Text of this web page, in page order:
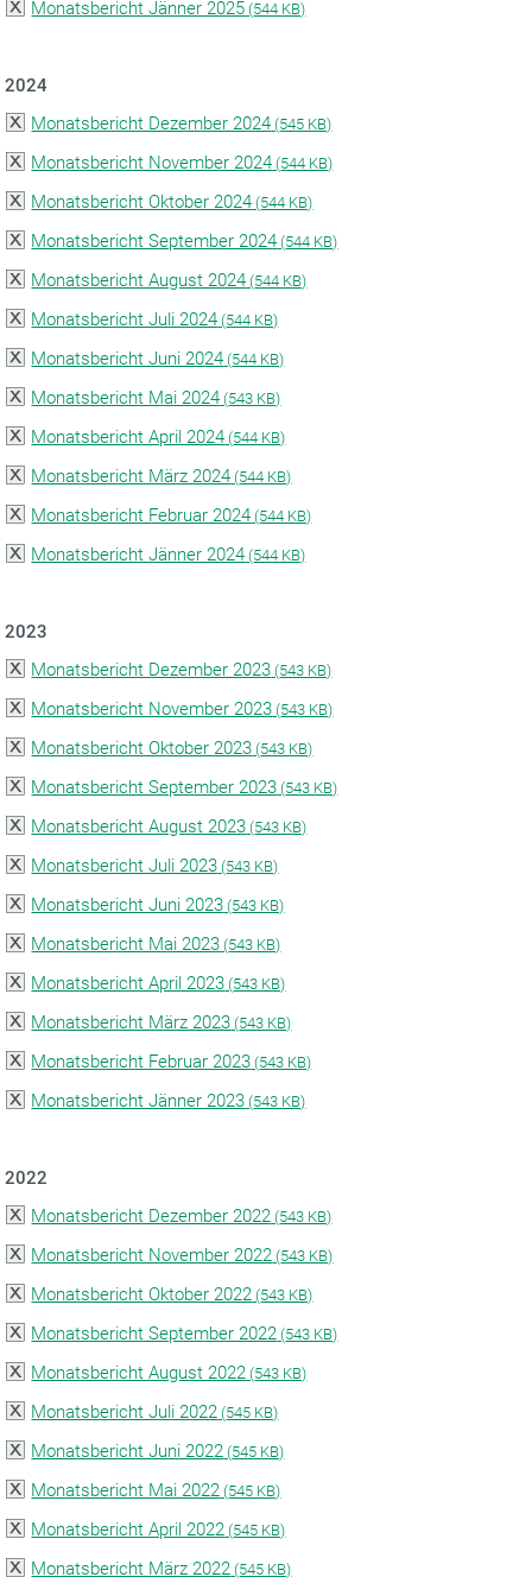
Monatsbericht Jänner 2025 (544 KB)
2024
Monatsbericht Dezember 2024 (545 KB)
Monatsbericht November 2024 (544 KB)
Monatsbericht Oktober 2024 (544 KB)
Monatsbericht September 2024 (544 KB)
Monatsbericht August 2024 (544 KB)
Monatsbericht Juli 2024 (544 KB)
Monatsbericht Juni 2024 (544 KB)
Monatsbericht Mai 2024 (543 KB)
Monatsbericht April 2024 (544 KB)
Monatsbericht März 2024 (544 KB)
Monatsbericht Februar 2024 (544 KB)
Monatsbericht Jänner 2024 (544 KB)
2023
Monatsbericht Dezember 2023 (543 KB)
Monatsbericht November 2023 (543 KB)
Monatsbericht Oktober 2023 (543 KB)
Monatsbericht September 2023 (543 KB)
Monatsbericht August 2023 (543 KB)
Monatsbericht Juli 2023 (543 KB)
Monatsbericht Juni 2023 (543 KB)
Monatsbericht Mai 2023 (543 KB)
Monatsbericht April 2023 (543 KB)
Monatsbericht März 2023 (543 KB)
Monatsbericht Februar 2023 (543 KB)
Monatsbericht Jänner 2023 (543 KB)
2022
Monatsbericht Dezember 2022 (543 KB)
Monatsbericht November 2022 (543 KB)
Monatsbericht Oktober 2022 (543 KB)
Monatsbericht September 2022 (543 KB)
Monatsbericht August 2022 (543 KB)
Monatsbericht Juli 2022 (545 KB)
Monatsbericht Juni 2022 (545 KB)
Monatsbericht Mai 2022 (545 KB)
Monatsbericht April 2022 (545 KB)
Monatsbericht März 2022 (545 KB)